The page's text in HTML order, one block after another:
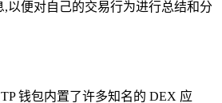
,以便对自己的交易行为进行总结和分
TP 钱包内置了许多知名的 DEX 应